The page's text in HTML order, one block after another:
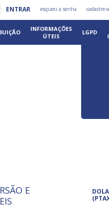
ENTRAR esqueci a senha cadastre-
INFORMAÇÕES
ÚTEIS
LGPD
for
conjunto de
E